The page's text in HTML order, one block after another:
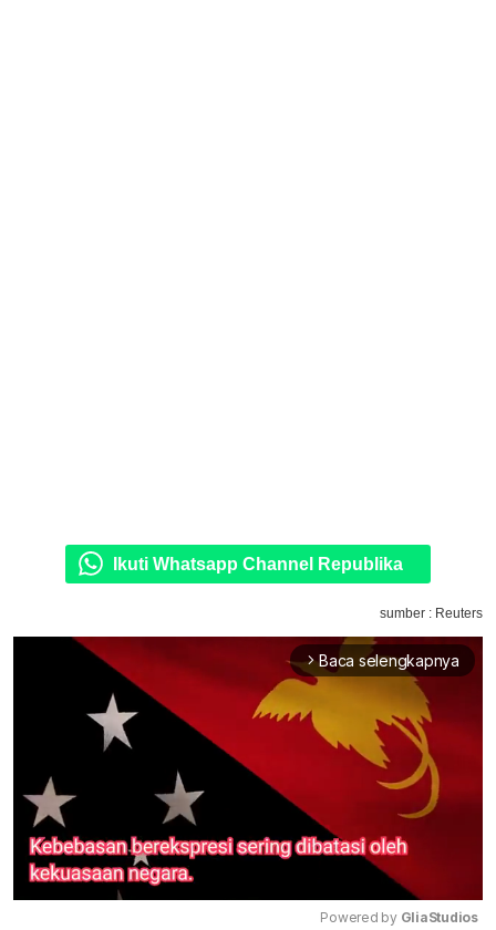
Ikuti Whatsapp Channel Republika
sumber : Reuters
arrow_forward_ios Baca selengkapnya
Powered by GliaStudios